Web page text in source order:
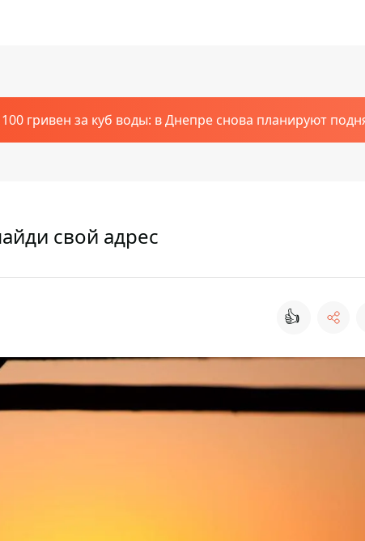
гривен за куб воды: в Днепре снова планируют
свой адрес
👍